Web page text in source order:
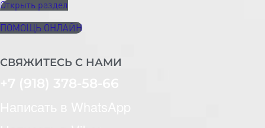
Открыть раздел
ПОМОЩЬ ОНЛАЙН
СВЯЖИТЕСЬ С НАМИ